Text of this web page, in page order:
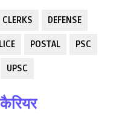
CLERKS DEFENSE
POSTAL PSC
UPSC